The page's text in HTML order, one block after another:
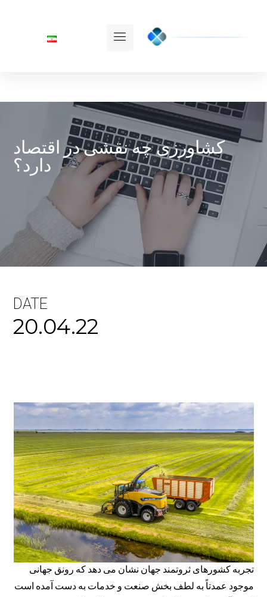
کشاورزی چه نقشی در اقتصاد
دارد؟
DATE
20.04.22
تجربه کشورهای ثروتمند جهان نشان می دهد که رونق جهانی
موجود عمدتاً به لطف بخش صنعت و خدمات به دست آمده است